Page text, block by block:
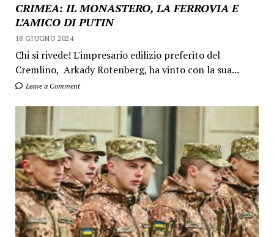
CRIMEA: IL MONASTERO, LA FERROVIA E
L’AMICO DI PUTIN
18 GIUGNO 2024
Chi si rivede! L'impresario edilizio preferito del
Cremlino, Arkady Rotenberg, ha vinto con la sua...
Leave a Comment